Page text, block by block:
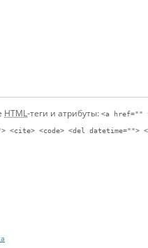
HTML-теги и атрибуты: <a href=""
<code> <del datetime="">